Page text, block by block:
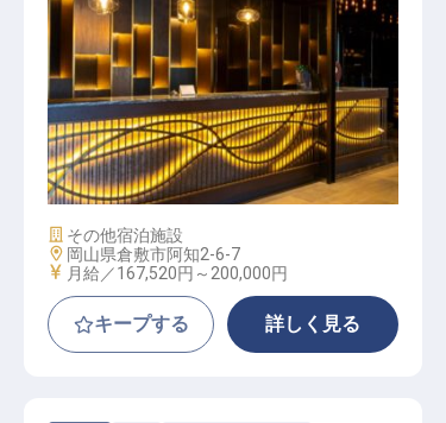
フロントスタッフ
施設業態
その他宿泊施設
勤務地
岡山県倉敷市阿知2-6-7
給与
月給／167,520円～ 200,000円
キープする 詳しく見る